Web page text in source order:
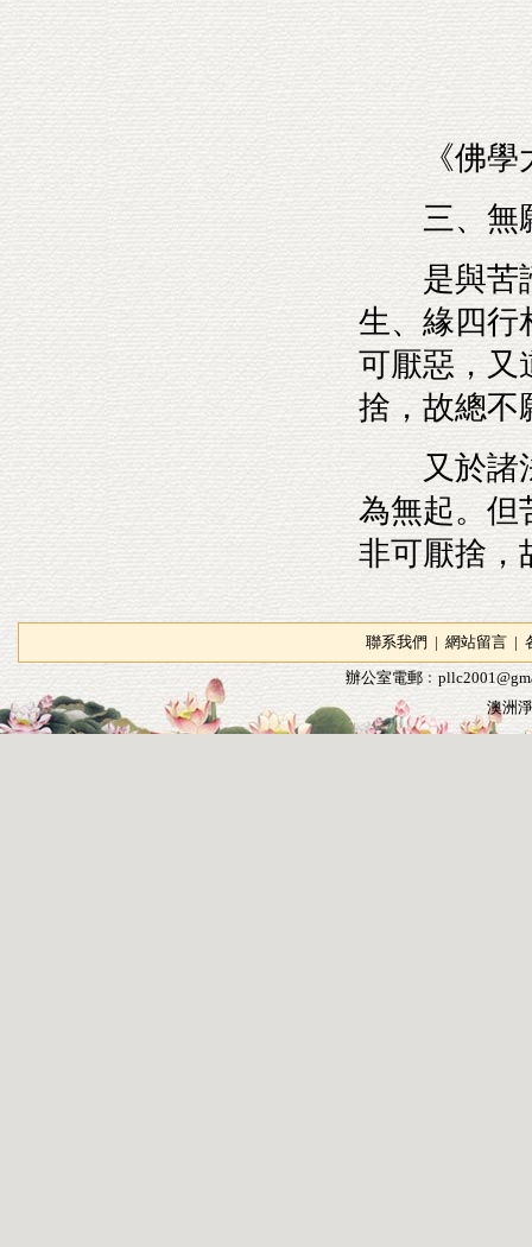
《佛學大
三、無願
是與苦諦
生、緣四行
可厭惡，又
捨，故總不
又於諸法
為無起。但
非可厭捨，
聯系我們 | 網站留言|
辦公室電郵﹕
澳洲